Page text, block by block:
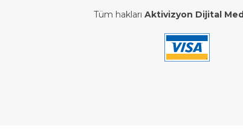
Tüm hakları Aktivizyon Dijital